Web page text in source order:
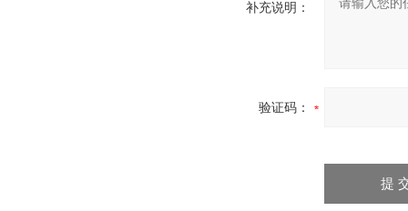
补充说明：
验证码：